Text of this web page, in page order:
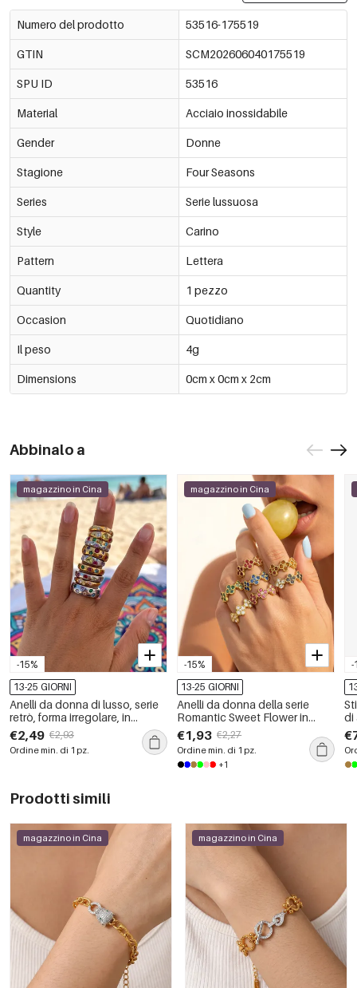
Numero del prodotto 53516-175519
GTIN SCM202606040175519
SPU ID 53516
Material Acciaio inossidabile
Gender Donne
Stagione Four Seasons
Series Serie lussuosa
Style Carino
Pattern Lettera
Quantity 1 pezzo
Occasion Quotidiano
Il peso 4g
Dimensions 0cm x 0cm x 2cm
Abbinalo a
-15%
magazzino in Cina
13-25 GIORNI
Anelli da donna di lusso, serie
retrò, forma irregolare, in
acciaio inossidabile,
impermeabili, color oro, con
zirconi.
€2,49 €2,93
Ordine min. di 1 pz.
-15%
magazzino in Cina
13-25 GIORNI
Anelli da donna della serie
Romantic Sweet Flower in
acciaio inossidabile color oro
impermeabile con zirconi
€1,93 €2,27
Ordine min. di 1 pz.
+1
-
di
Prodotti simili
magazzino in Cina magazzino in Cina